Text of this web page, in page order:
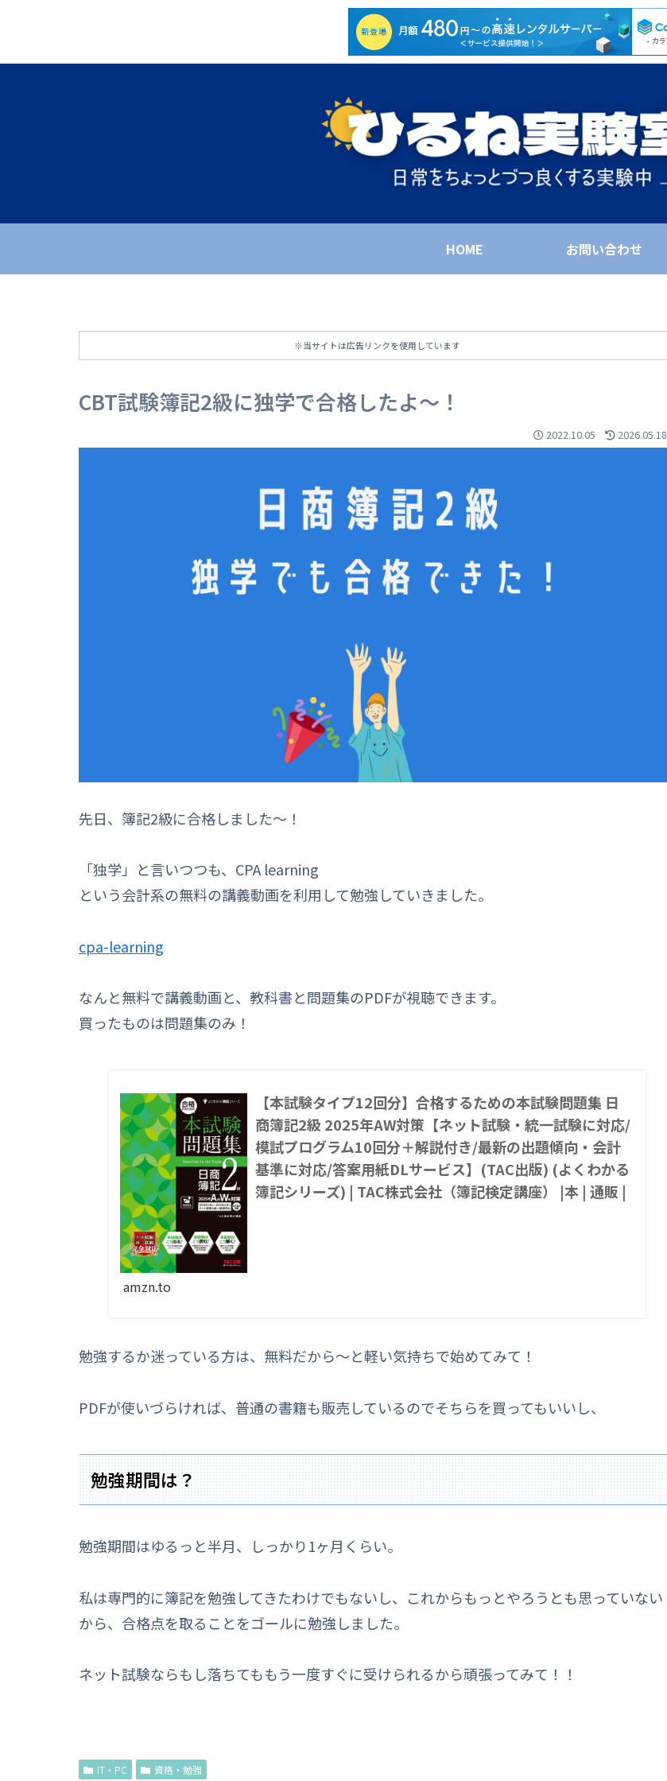
HOME お問い合わせ
※当サイトは広告リンクを使用しています
CBT試験簿記2級に独学で合格したよ～！
2022.10.05 2026.05.18
先日、簿記2級に合格しました～！
「独学」と言いつつも、CPA learning
という会計系の無料の講義動画を利用して勉強していきました。
cpa-learning
なんと無料で講義動画と、教科書と問題集のPDFが視聴できます。
買ったものは問題集のみ！
【本試験タイプ12回分】合格するための本試験問題集 日
商簿記2級 2025年AW対策【ネット試験・統一試験に対応/
模試プログラム10回分＋解説付き/最新の出題傾向・会計
基準に対応/答案用紙DLサービス】(TAC出版) (よくわかる
簿記シリーズ) | TAC株式会社（簿記検定講座） |本 | 通販 |
amzn.to
勉強するか迷っている方は、無料だから～と軽い気持ちで始めてみて！
PDFが使いづらければ、普通の書籍も販売しているのでそちらを買ってもいいし、
勉強期間は？
勉強期間はゆるっと半月、しっかり1ヶ月くらい。
私は専門的に簿記を勉強してきたわけでもないし、これからもっとやろうとも思っていない
から、合格点を取ることをゴールに勉強しました。
ネット試験ならもし落ちてももう一度すぐに受けられるから頑張ってみて！！
IT・PC 資格・勉強